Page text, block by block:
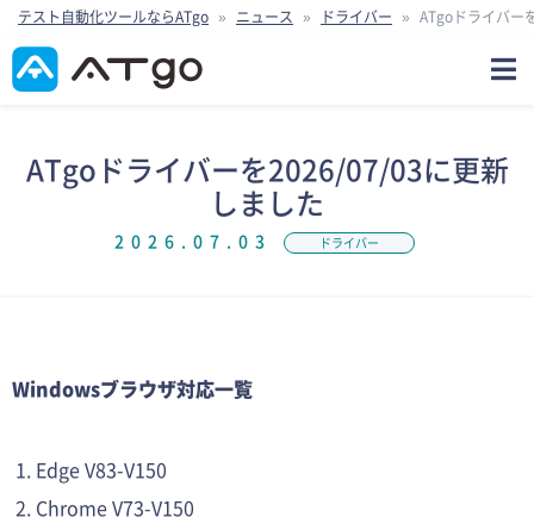
テスト自動化ツールならATgo » ニュース » ドライバー » ATgoドライバー
ATgoドライバーを2026/07/03に更新
しました
2026.07.03 ドライバー
Windowsブラウザ対応一覧
Edge V83-V150
Chrome V73-V150